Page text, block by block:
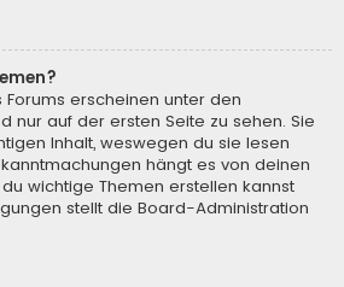
erscheinen unter den
nur auf der ersten Seite zu sehen. Sie
Inhalt, weswegen du sie lesen
hängt es von deinen
wichtige Themen erstellen kannst
stellt die Board-Administration